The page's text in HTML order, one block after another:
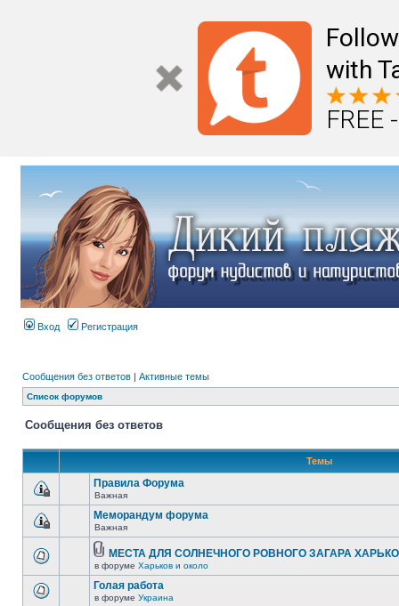
with
FREE
Вход Регистрация
Сообщения без ответов | Активные темы
Список форумов
Сообщения без ответов
Темы
Правила Форума
Важная
Меморандум форума
Важная
МЕСТА ДЛЯ СОЛНЕЧНОГО РОВНОГО ЗАГАРА
в форуме Харьков и около
Голая работа
в форуме Украина